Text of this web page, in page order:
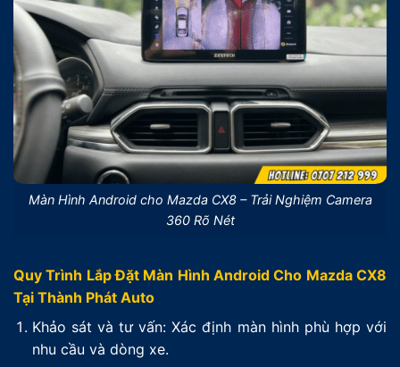
Màn Hình Android cho Mazda CX8 – Trải Nghiệm Camera
360 Rõ Nét
Quy Trình Lắp Đặt Màn Hình Android Cho Mazda CX8
Tại Thành Phát Auto
Khảo sát và tư vấn: Xác định màn hình phù hợp với
nhu cầu và dòng xe.